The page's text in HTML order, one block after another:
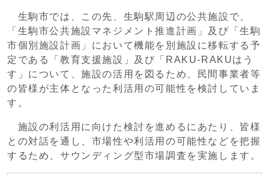
生駒市では、この先、生駒駅周辺の公共施設で、
「生駒市公共施設マネジメント推進計画」及び「生駒
市個別施設計画」において機能を別施設に移転する予
定である「教育支援施設」及び「RAKU-RAKUはう
す」について、施設の活用を図るため、民間事業者等
の皆様が主体となった利活用の可能性を検討していま
す。
施設の利活用に向けた検討を進めるにあたり、皆様
との対話を通し、市場性や利活用の可能性などを把握
するため、サウンディング型市場調査を実施します。